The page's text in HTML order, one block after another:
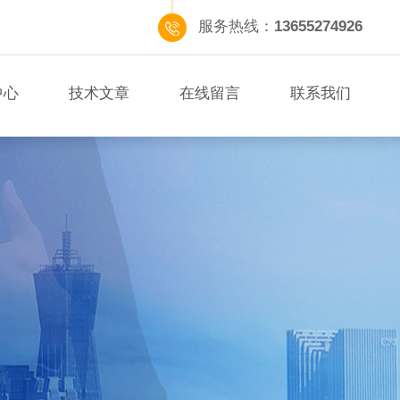
服务热线： 13655274926
心 技术文章 在线留言 联系我们